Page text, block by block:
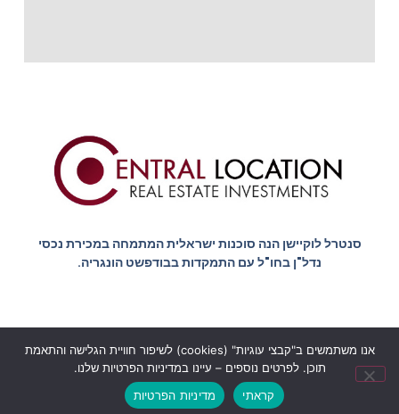
סנטרל לוקיישן הנה סוכנות ישראלית המתמחה במכירת נכסי
נדל"ן בחו"ל עם התמקדות בבודפשט הונגריה.
הצהרת נגישותמדיניות הפרטיות
© כל הזכויות שמורות סנטרל לוקיישן בודפשט - Central location
אנו משתמשים ב"קבצי עוגיות" (cookies) לשיפור חוויית הגלישה והתאמת
תוכן. לפרטים נוספים – עיינו במדיניות הפרטיות שלנו.
קראתי
מדיניות הפרטיות